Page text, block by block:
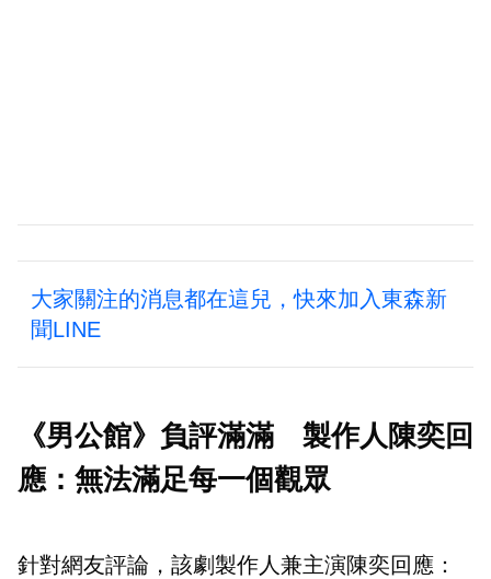
大家關注的消息都在這兒，快來加入東森新
聞LINE
《男公館》負評滿滿 製作人陳奕回
應：無法滿足每一個觀眾
針對網友評論，該劇製作人兼主演陳奕回應：